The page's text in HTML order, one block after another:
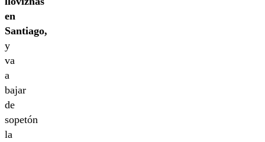
en
Santiago,
y
va
a
bajar
de
sopetón
la